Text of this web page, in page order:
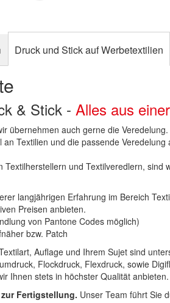
Druck und Stick auf Werbetextilien
& Stick -Alles aus
übernehmen auch gerne die Veredelung.
Textilien und die passende
und Textilveredlern, sind
langjährigen Erfahrung im Bereich
Preisen anbieten.
von Pantone Codes möglich)
bzw. Patch
Auflage und Ihrem Sujet sind
Flockdruck, Flexdruck, sowie
Ihnen stets in höchster Qualität anbieten.
Fertigstellung. Unser Team führt Sie